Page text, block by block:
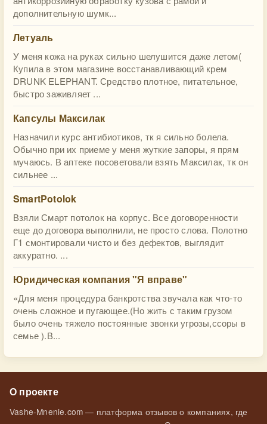
дополнительную шумк...
Летуаль
У меня кожа на руках сильно шелушится даже летом(
Купила в этом магазине восстанавливающий крем
DRUNK ELEPHANT. Средство плотное, питательное,
быстро заживляет ...
Капсулы Максилак
Назначили курс антибиотиков, тк я сильно болела.
Обычно при их приеме у меня жуткие запоры, я прям
мучаюсь. В аптеке посоветовали взять Максилак, тк он
сильнее ...
SmartPotolok
Взяли Смарт потолок на корпус. Все договоренности
еще до договора выполнили, не просто слова. Полотно
Г1 смонтировали чисто и без дефектов, выглядит
аккуратно. ...
Юридическая компания "Я вправе"
«Для меня процедура банкротства звучала как что-то
очень сложное и пугающее.(Но жить с таким грузом
было очень тяжело постоянные звонки угрозы,ссоры в
семье ).В...
О проекте
Vashe-Mnenie.com — платформа отзывов о компаниях, где